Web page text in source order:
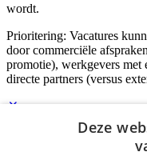
wordt.
Prioritering: Vacatures
door commerciële
promotie), werkgevers met
directe partners (versus
Deze